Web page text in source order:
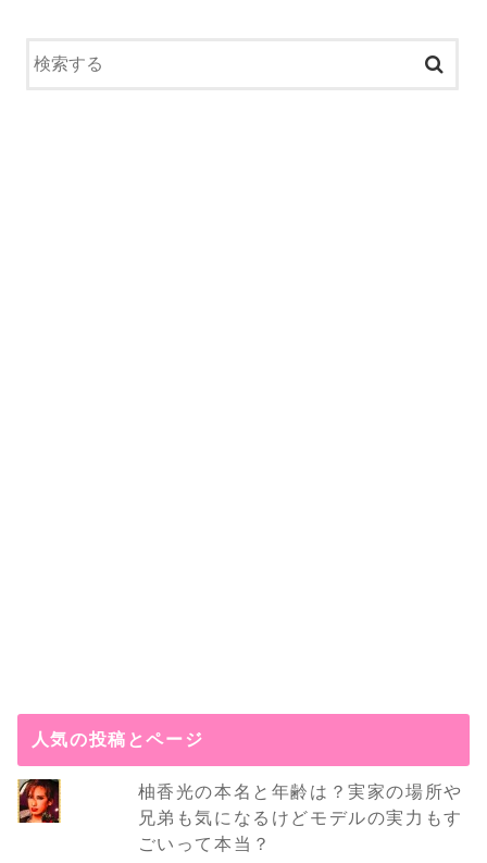
人気の投稿とページ
柚香光の本名と年齢は？実家の場所や
兄弟も気になるけどモデルの実力もす
ごいって本当？